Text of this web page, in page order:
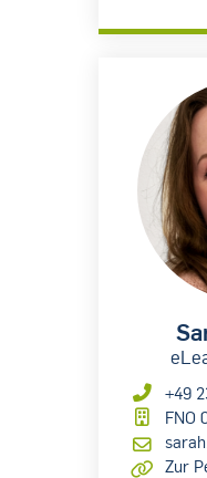
+49
FNO
Zur